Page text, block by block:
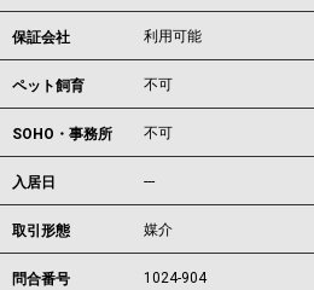
保証会社 利用可能
ペット飼育 不可
SOHO・事務所 不可
入居日 ---
取引形態 媒介
問合番号 1024-904